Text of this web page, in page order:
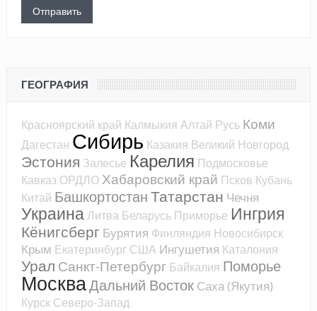
ГЕОГРАФИЯ
Красноярский край Калмыкия Алтай Русь Коми
Дагестан Сибирь Казакия Великий Новгород
Эстония Залесье Карелия Подмосковье
Кавказ ОРДЛО Хабаровский край Псков Кубань
Китай БашкортостанТатарстан Чечня
УкраинаЛитва Беларусь Приморье Ингрия
Кёнигсберг Бурятия Финляндия Новосибирск
Крым Екатеринбург США Ингушетия Каталония
Урал Санкт-Петербург Байкалия Поморье
МоскваДальний Восток Саха (Якутия)
Курск Северо-Запад